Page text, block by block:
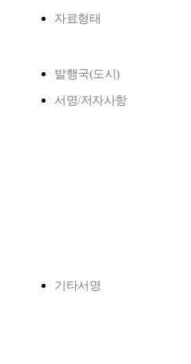
자료형태
발행국(도시)
서명/저자사항
기타서명